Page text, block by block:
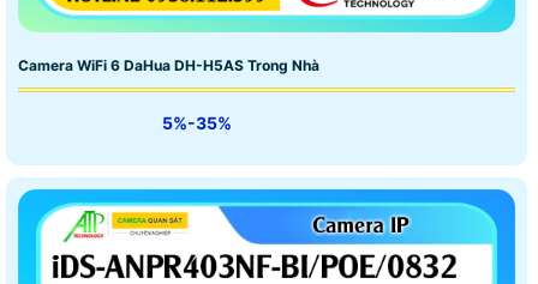
Camera WiFi 6 DaHua DH-H5AS Trong Nhà
5%-35%